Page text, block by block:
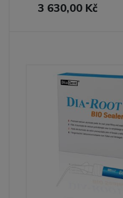
3 630,00 Kč